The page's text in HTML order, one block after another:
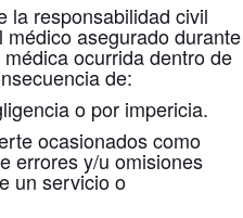
la responsabilidad civil
asegurado durante
ocurrida dentro de
de:
o por impericia.
ocasionados como
errores y/u omisiones
un servicio o